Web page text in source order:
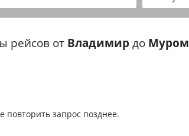
рейсов от Владимир до Муром
повторить запрос позднее.